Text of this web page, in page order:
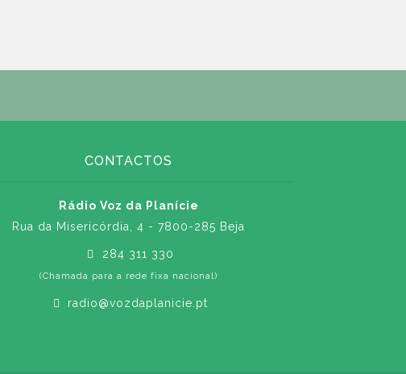
CONTACTOS
Rádio Voz da Planície
Rua da Misericórdia, 4 - 7800-285 Beja
284 311 330
(Chamada para a rede fixa nacional)
radio@vozdaplanicie.pt